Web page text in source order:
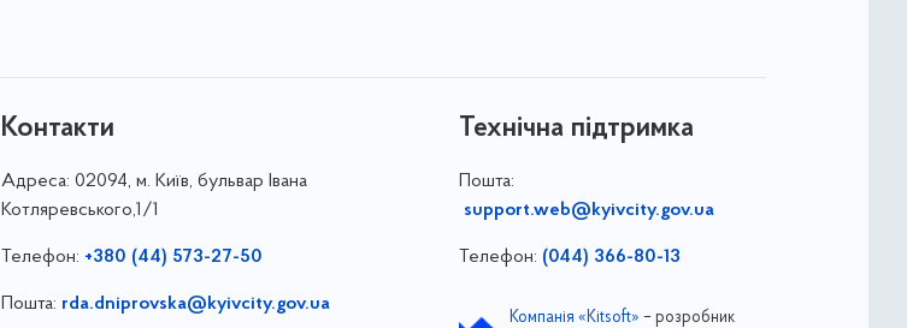
Контакти
Адреса: 02094, м. Київ, бульвар Івана
Котляревського,1/1
Телефон: +380 (44) 573-27-50
Пошта: rda.dniprovska@kyivcity.gov.ua
Технічна підтримка
Пошта:
support.web@kyivcity.gov.ua
Телефон: (044) 366-80-13
Компанія «Kitsoft» – розробник